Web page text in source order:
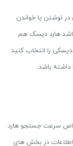
نوشتن یا خواندن
هارد دیسک هم
را انتخاب کنید
سرعت جستجو هارد
در بخش های